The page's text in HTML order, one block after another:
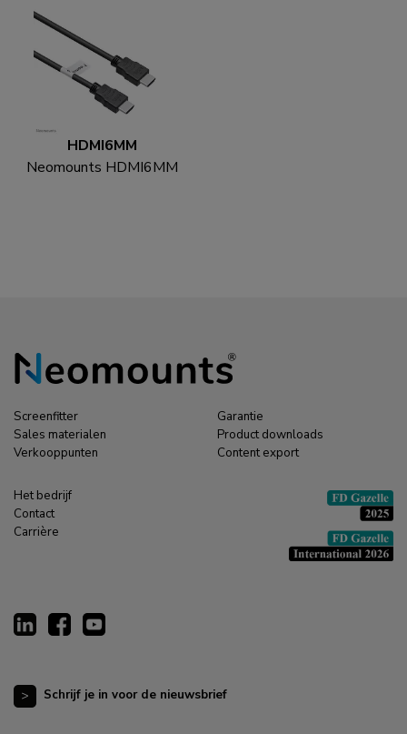
HDMI6MM
Neomounts HDMI6MM
Screenfitter
Sales materialen
Verkooppunten
Garantie
Product downloads
Content export
Het bedrijf
Contact
Carrière
Schrijf je in voor de nieuwsbrief